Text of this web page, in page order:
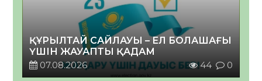
ҚҰРЫЛТАЙ САЙЛАУЫ – ЕЛ БОЛАШАҒЫ
ҮШІН ЖАУАПТЫ ҚАДАМ
07.08.2026
44 0